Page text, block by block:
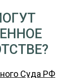
Суда РФ